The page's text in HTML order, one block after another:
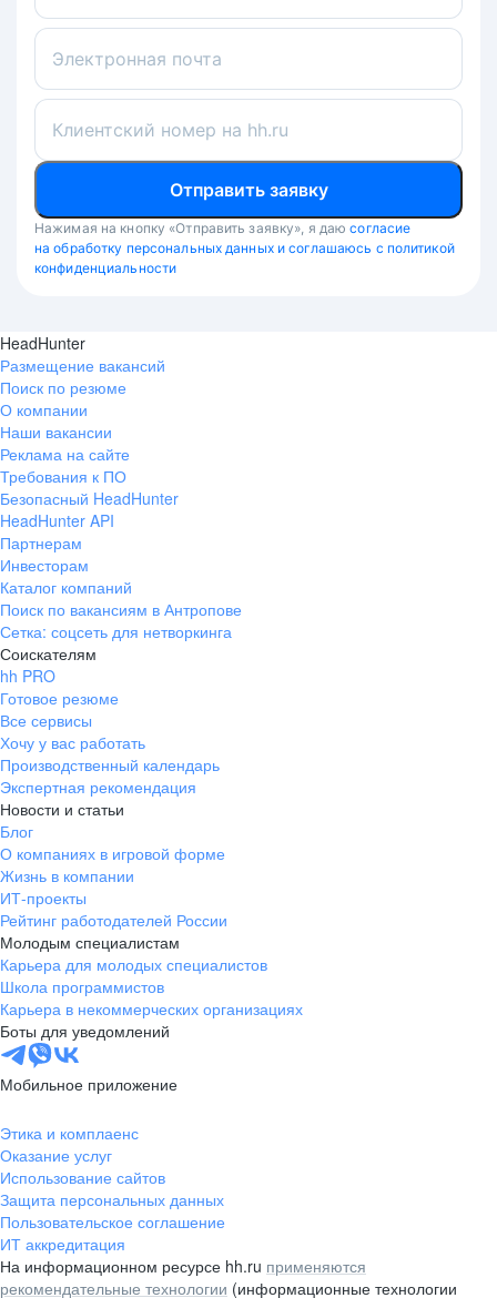
Электронная почта
Клиентский номер на hh.ru
Отправить заявку
Нажимая на кнопку «Отправить заявку», я даю согласие
на обработку персональных данных и соглашаюсь с политикой
конфиденциальности
HeadHunter
Размещение вакансий
Поиск по резюме
О компании
Наши вакансии
Реклама на сайте
Требования к ПО
Безопасный HeadHunter
HeadHunter API
Партнерам
Инвесторам
Каталог компаний
Поиск по вакансиям в Антропове
Сетка: соцсеть для нетворкинга
Соискателям
hh PRO
Готовое резюме
Все сервисы
Хочу у вас работать
Производственный календарь
Экспертная рекомендация
Новости и статьи
Блог
О компаниях в игровой форме
Жизнь в компании
ИТ-проекты
Рейтинг работодателей России
Молодым специалистам
Карьера для молодых специалистов
Школа программистов
Карьера в некоммерческих организациях
Боты для уведомлений
Мобильное приложение
Этика и комплаенс
Оказание услуг
Использование сайтов
Защита персональных данных
Пользовательское соглашение
ИТ аккредитация
На информационном ресурсе hh.ru применяются
рекомендательные технологии (информационные технологии